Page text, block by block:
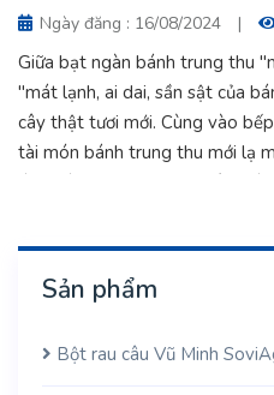
Ngày đăng : 16/08/2024 |
Giữa bạt ngàn bánh trung thu
"mát lạnh, ai dai, sần sật của
cây thật tươi mới. Cùng vào
tài món bánh trung thu mới lạ
Sản phẩm
Bột rau câu Vũ Minh